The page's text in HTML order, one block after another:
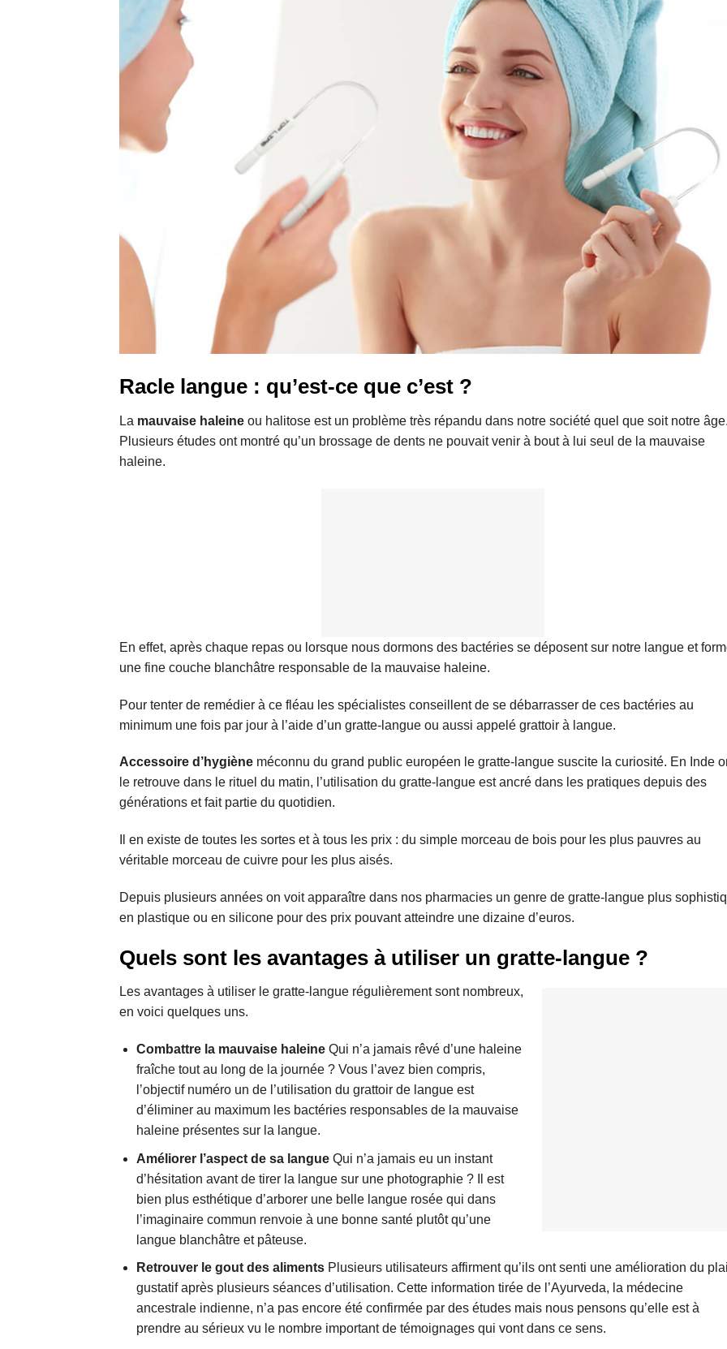
Racle langue : qu’est-ce que c’est ?
La mauvaise haleine ou halitose est un problème très répandu dans notre société quel que soit notre âge.
Plusieurs études ont montré qu’un brossage de dents ne pouvait venir à bout à lui seul de la mauvaise
haleine.
En effet, après chaque repas ou lorsque nous dormons des bactéries se déposent sur notre langue et
une fine couche blanchâtre responsable de la mauvaise haleine.
Pour tenter de remédier à ce fléau les spécialistes conseillent de se débarrasser de ces bactéries au
minimum une fois par jour à l’aide d’un gratte-langue ou aussi appelé grattoir à langue.
Accessoire d’hygiène méconnu du grand public européen le gratte-langue suscite la curiosité. En Inde
le retrouve dans le rituel du matin, l’utilisation du gratte-langue est ancré dans les pratiques depuis des
générations et fait partie du quotidien.
Il en existe de toutes les sortes et à tous les prix : du simple morceau de bois pour les plus pauvres au
véritable morceau de cuivre pour les plus aisés.
Depuis plusieurs années on voit apparaître dans nos pharmacies un genre de gratte-langue plus
en plastique ou en silicone pour des prix pouvant atteindre une dizaine d’euros.
Quels sont les avantages à utiliser un gratte-langue ?
Les avantages à utiliser le gratte-langue régulièrement sont nombreux,
en voici quelques uns.
Combattre la mauvaise haleineQui n’a jamais rêvé d’une haleine
fraîche tout au long de la journée ? Vous l’avez bien compris,
l’objectif numéro un de l’utilisation du grattoir de langue est
d’éliminer au maximum les bactéries responsables de la mauvaise
haleine présentes sur la langue.
Améliorer l’aspect de sa langueQui n’a jamais eu un instant
d’hésitation avant de tirer la langue sur une photographie ? Il est
bien plus esthétique d’arborer une belle langue rosée qui dans
l’imaginaire commun renvoie à une bonne santé plutôt qu’une
langue blanchâtre et pâteuse.
Retrouver le gout des alimentsPlusieurs utilisateurs affirment qu’ils ont senti une amélioration du
gustatif après plusieurs séances d’utilisation. Cette information tirée de l’Ayurveda, la médecine
ancestrale indienne, n’a pas encore été confirmée par des études mais nous pensons qu’elle est à
prendre au sérieux vu le nombre important de témoignages qui vont dans ce sens.